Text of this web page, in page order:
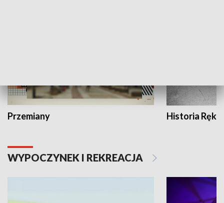
Przemiany Historia Ręką
WYPOCZYNEK I REKREACJA